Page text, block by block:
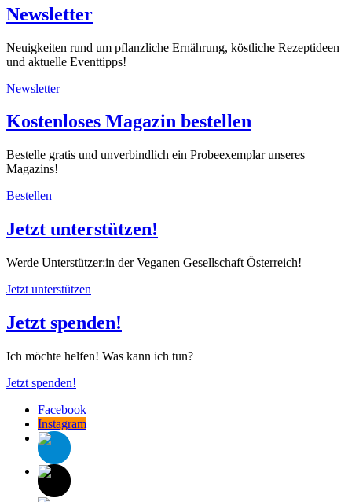
Newsletter
Neuigkeiten rund um pflanzliche Ernährung, köstliche Rezeptideen
und aktuelle Eventtipps!
Newsletter
Kostenloses Magazin bestellen
Bestelle gratis und unverbindlich ein Probeexemplar unseres
Magazins!
Bestellen
Jetzt unterstützen!
Werde Unterstützer:in der Veganen Gesellschaft Österreich!
Jetzt unterstützen
Jetzt spenden!
Ich möchte helfen! Was kann ich tun?
Jetzt spenden!
Facebook
Instagram